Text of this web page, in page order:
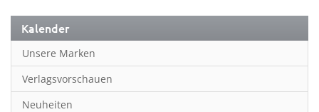
Kalender
Unsere Marken
Verlagsvorschauen
Neuheiten